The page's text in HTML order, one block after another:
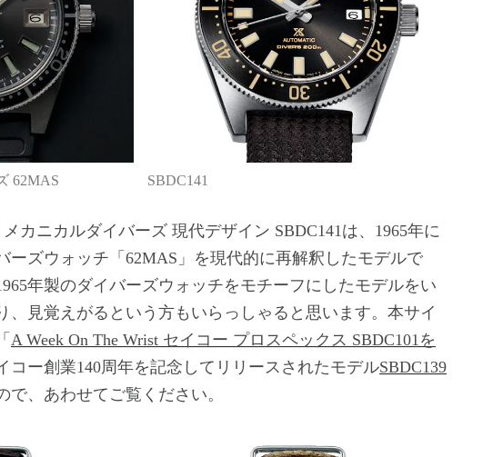
62MAS SBDC141
カニカルダイバーズ 現代デザイン SBDC141は、1965年に
ーズウォッチ「62MAS」を現代的に再解釈したモデルで
年製のダイバーズウォッチをモチーフにしたモデルをい
、見覚えがるという方もいらっしゃると思います。本サイ
A Week On The Wrist セイコー プロスペックス SBDC101を
コー創業140周年を記念してリリースされたモデルSBDC139
で、あわせてご覧ください。